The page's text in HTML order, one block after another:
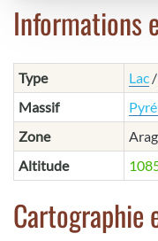
Informations
Type Lac /
Massif
Zone
Altitude
Cartographie